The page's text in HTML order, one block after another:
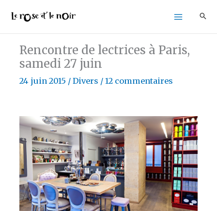
contenu
Rencontre de lectrices à Paris,
samedi 27 juin
24 juin 2015 /Divers /12 commentaires